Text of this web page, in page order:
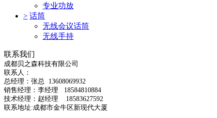
专业功放
> 话筒
无线会议话筒
无线手持
联系我们
成都贝之森科技有限公司
联系人：
总经理： 张总 13608069932
销售经理：李经理 18584810884
技术经理：赵经理 18583627592
联系地址:成都市金牛区新现代大厦